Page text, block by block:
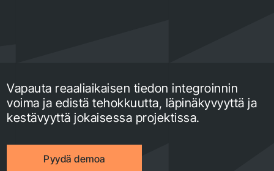
Vapauta reaaliaikaisen tiedon integroinnin
voima ja edistä tehokkuutta, läpinäkyvyyttä ja
kestävyyttä jokaisessa projektissa.
Pyydä demoa